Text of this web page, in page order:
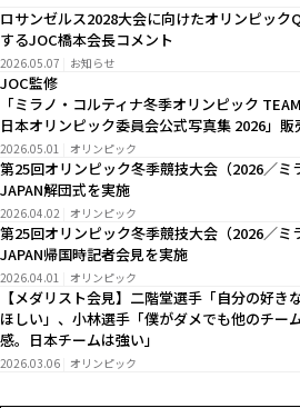
ロサンゼルス2028大会に向けたオリンピック
するJOC橋本会長コメント
2026.05.07 お知らせ
JOC監修
「ミラノ・コルティナ冬季オリンピック
日本オリンピック委員会公式写真集 2026」販
2026.05.01 オリンピック
第25回オリンピック冬季競技大会（2026／ミ
JAPAN解団式を実施
2026.04.02 オリンピック
第25回オリンピック冬季競技大会（2026／ミ
JAPAN帰国時記者会見を実施
2026.04.01 オリンピック
【メダリスト会見】二階堂選手「自分の好き
ほしい」、小林選手「僕がダメでも他のチー
感。日本チームは強い」
2026.03.06 オリンピック